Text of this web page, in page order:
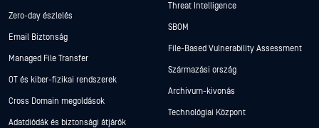
Zero-day észlelés
Email Biztonság
Managed File Transfer
OT és kiber-fizikai rendszerek
Cross Domain megoldások
Adatdiódák és biztonsági átjárók
Threat Intelligence
SBOM
File-Based Vulnerability Assessment
Származási ország
Archívum-kivonás
Technológiai Központ